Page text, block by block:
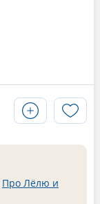
Про Лёлю и